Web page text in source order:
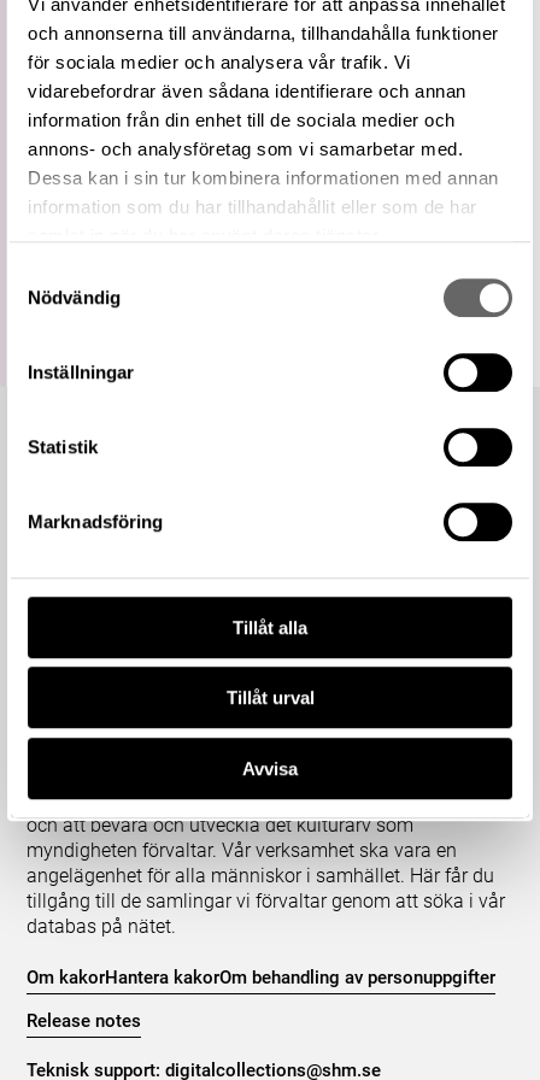
Vi använder enhetsidentifierare för att anpassa innehållet
och annonserna till användarna, tillhandahålla funktioner
för sociala medier och analysera vår trafik. Vi
vidarebefordrar även sådana identifierare och annan
information från din enhet till de sociala medier och
annons- och analysföretag som vi samarbetar med.
Dessa kan i sin tur kombinera informationen med annan
information som du har tillhandahållit eller som de har
Nödvändig
Inställningar
Statistik
Marknadsföring
Tillåt alla
Tillåt urval
Avvisa
Vidare
term
Pilspets
Relaterade
föremål
Visa 3 relaterade föremål
URI
https://samlingar.shm.se/term/34D7858E-
4F09-4A41-9D2C-09815BDDD01F
Kopiera URI
Mer information om licenser hos Statens historiska museer.
Om våra samlingar
Statens historiska museer (SHM) har till uppgift att
främja kunskapen om och intresset för Sveriges historia
och att bevara och utveckla det kulturarv som
myndigheten förvaltar. Vår verksamhet ska vara en
angelägenhet för alla människor i samhället. Här får du
tillgång till de samlingar vi förvaltar genom att söka i vår
databas på nätet.
Om kakorHantera kakorOm behandling av personuppgifter
Release notes
Teknisk support:digitalcollections@shm.se